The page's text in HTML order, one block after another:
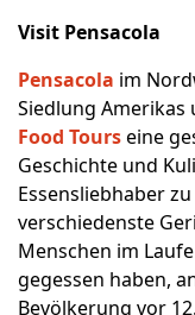
Visit Pensacola
Pensacola im
Siedlung
Food Tourseine
Geschichte und
Essensliebhaber
verschiedenste
Menschen im
gegessen haben,
Bevölkerung vor